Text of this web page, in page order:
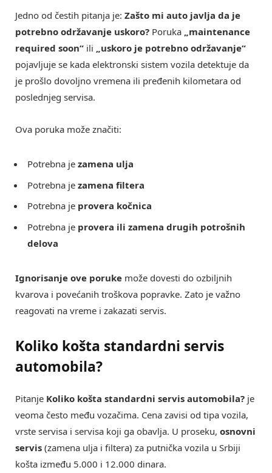
Jedno od čestih pitanja je: Zašto mi auto javlja da je
potrebno održavanje uskoro? Poruka „maintenance
required soon“ ili „uskoro je potrebno održavanje“
pojavljuje se kada elektronski sistem vozila detektuje da
je prošlo dovoljno vremena ili pređenih kilometara od
poslednjeg servisa.
Ova poruka može značiti:
Potrebna je zamena ulja
Potrebna je zamena filtera
Potrebna je provera kočnica
Potrebna je provera ili zamena drugih potrošnih
delova
Ignorisanje ove poruke može dovesti do ozbiljnih
kvarova i povećanih troškova popravke. Zato je važno
reagovati na vreme i zakazati servis.
Koliko košta standardni servis
automobila?
Pitanje Koliko košta standardni servis automobila? je
veoma često među vozačima. Cena zavisi od tipa vozila,
vrste servisa i servisa koji ga obavlja. U proseku, osnovni
servis (zamena ulja i filtera) za putnička vozila u Srbiji
košta između 5.000 i 12.000 dinara.